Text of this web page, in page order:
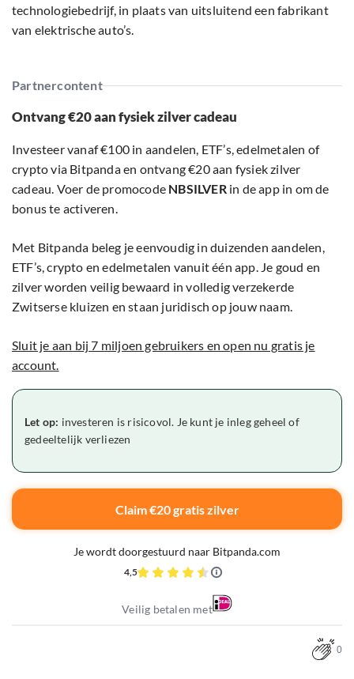
technologiebedrijf, in plaats van uitsluitend een fabrikant
van elektrische auto’s.
Partnercontent
Ontvang €20 aan fysiek zilver cadeau
Investeer vanaf €100 in aandelen, ETF’s, edelmetalen of
crypto via Bitpanda en ontvang €20 aan fysiek zilver
cadeau. Voer de promocode NBSILVERin de app in om de
bonus te activeren.
Met Bitpanda beleg je eenvoudig in duizenden aandelen,
ETF’s, crypto en edelmetalen vanuit één app. Je goud en
zilver worden veilig bewaard in volledig verzekerde
Zwitserse kluizen en staan juridisch op jouw naam.
Sluit je aan bij 7 miljoen gebruikers en open nu gratis je
account.
Let op: investeren is risicovol. Je kunt je inleg geheel of
gedeeltelijk verliezen
Claim €20 gratis zilver
Je wordt doorgestuurd naar Bitpanda.com
4,5
Veilig betalen met
0